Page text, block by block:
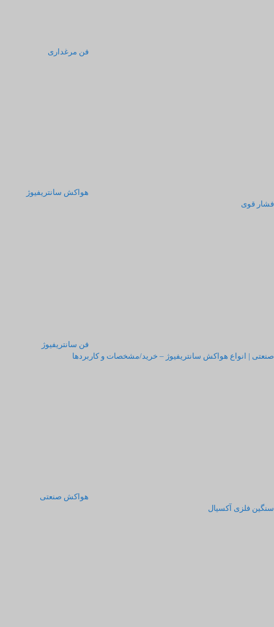
فن مرغداری
هواکش سانتریفیوژ
فشار قوی
فن سانتریفیوژ
صنعتی | انواع هواکش سانتریفیوژ – خرید/مشخصات و کاربردها
هواکش صنعتی
سنگین فلزی آکسیال